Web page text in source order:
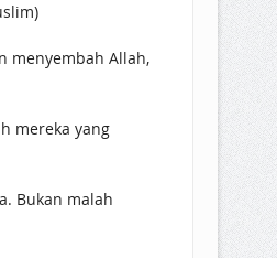
menyembah Allah,
Bukan malah